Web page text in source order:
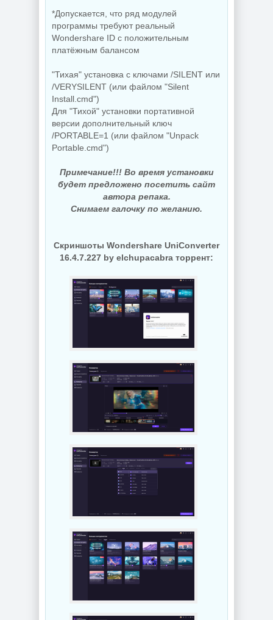
*Допускается, что ряд модулей
программы требуют реальный
Wondershare ID c положительным
платёжным балансом
"Тихая" установка с ключами /SILENT или
/VERYSILENT (или файлом "Silent
Install.cmd")
Для "Тихой" установки портативной
версии дополнительный ключ
/PORTABLE=1 (или файлом "Unpack
Portable.cmd")
Примечание!!! Во время установки
будет предложено посетить сайт
автора репака.
Снимаем галочку по желанию.
Скриншоты Wondershare UniConverter
16.4.7.227 by elchupacabra торрент: